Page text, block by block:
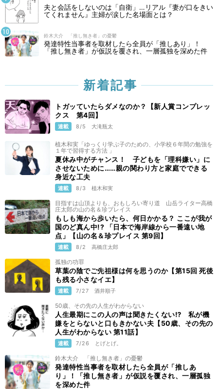
夫と会話をしないのは「自衛」…リアル『妻が口をきい
てくれません』主婦が涙した名場面とは？
鈴木大介 「推し無き者」の憂鬱
発達特性当事者を取材したら全員が「推しあり」！
「推し無き者」が仮説を覆され、一層孤独を深めた件
新着記事
トガッていたらダメなのか？【新人賞コンプレッ
クス 第4回】
連載 8/5 大滝瓶太
植木和実「ゆっくり学ぶ子のための、小学校６年間の勉強を
１年で習得する方法 」
夏休み中がチャンス！ 子どもを「理科嫌い」に
させないために……親の関わり方と家庭でできる
身近な工夫
連載 8/3 植木和実
目指すは山頂よりも、おもしろい寄り道 山岳ライター高橋
庄太郎の山の名＆珍プレイス
もしも海から歩いたら、何日かかる？ ここが我が
国のど真ん中!? 「日本で海岸線から一番遠い地
点」【山の名＆珍プレイス 第9回】
連載 8/2 高橋庄太郎
孤独の功罪
草葉の陰でご先祖様は何を思うのか【第15回 死後
も残る小さなイエ】
連載 7/27 酒井順子
50歳、その先の人生がわからない
人生最期にこの人の声は聞きたくない⁉ 私が機
嫌をとらないと口もきかない夫【50歳、その先の
人生がわからない 第11話】
連載 7/26 とげとげ。
鈴木大介 「推し無き者」の憂鬱
発達特性当事者を取材したら全員が「推しあ
り」！「推し無き者」が仮説を覆され、一層孤独
を深めた件